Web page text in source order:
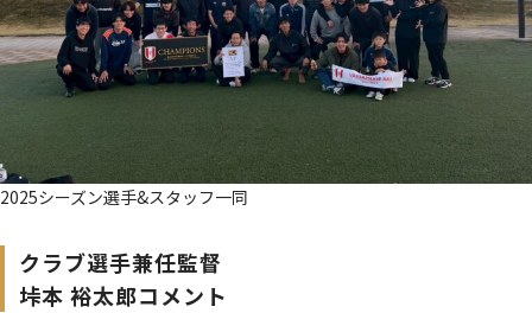
2025シーズン選手&スタッフ一同
クラブ選手兼任監督
垰本 裕太郎コメント